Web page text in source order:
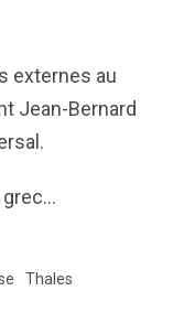
externes au
Jean-Bernard
grec…
Thales